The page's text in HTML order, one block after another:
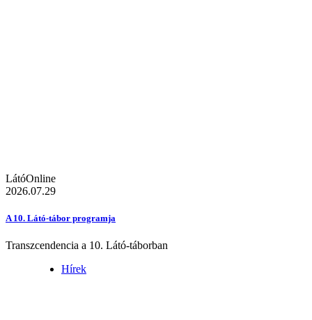
LátóOnline
2026.07.29
A 10. Látó-tábor programja
Transzcendencia a 10. Látó-táborban
Hírek